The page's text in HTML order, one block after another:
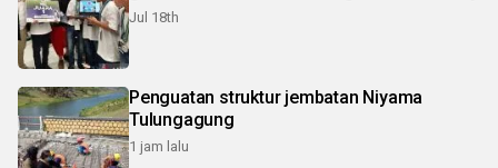
Jul 18th
Penguatan struktur jembatan Niyama
Tulungagung
1 jam lalu